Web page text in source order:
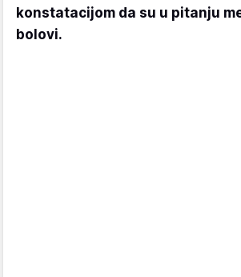
konstatacijom da su u pitanju
bolovi.